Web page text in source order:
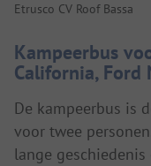
Etrusco CV Roof Bassa
Kampeerbus
California, Ford
De kampeerbus is
voor twee
lange